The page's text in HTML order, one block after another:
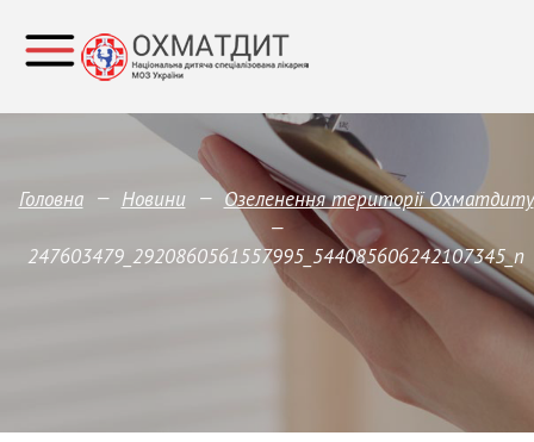
Головна — Новини — Озеленення території Охматдиту
—
247603479_2920860561557995_544085606242107345_n